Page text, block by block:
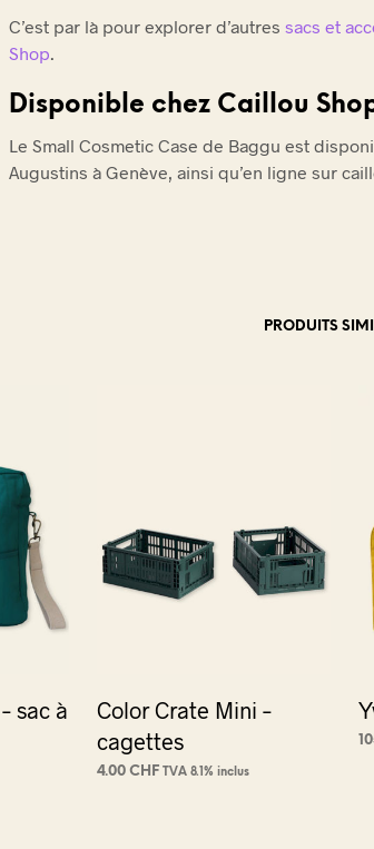
C’est par là pour explorer d’autres sacs et
Shop.
Disponible chez Caillou
Le Small Cosmetic Case de Baggu est
Augustins à Genève, ainsi qu’en ligne sur
PRODUITS
sac à
Color Crate Mini –
cagettes
4.00 CHF TVA 8.1% inclus